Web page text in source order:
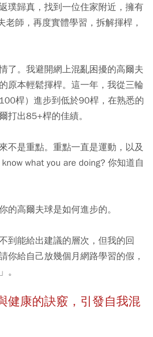
璞歸真，找到一位住家附近，擁有
老師，再度實體學習，拆解揮桿，
了。我避開網上混亂困擾的高爾夫
原本輕鬆揮桿。這一年，我從三輪
桿）進步到低於90桿，在熟悉的
打出85+桿的佳績。
不是重點。重點一直是運動，以及
what you are doing? 你知道自
的高爾夫球是如何進步的。
到能給出建議的層次，但我的回
你給自己放幾個月網路學習的假，
。
健康的訣竅，引發自我混